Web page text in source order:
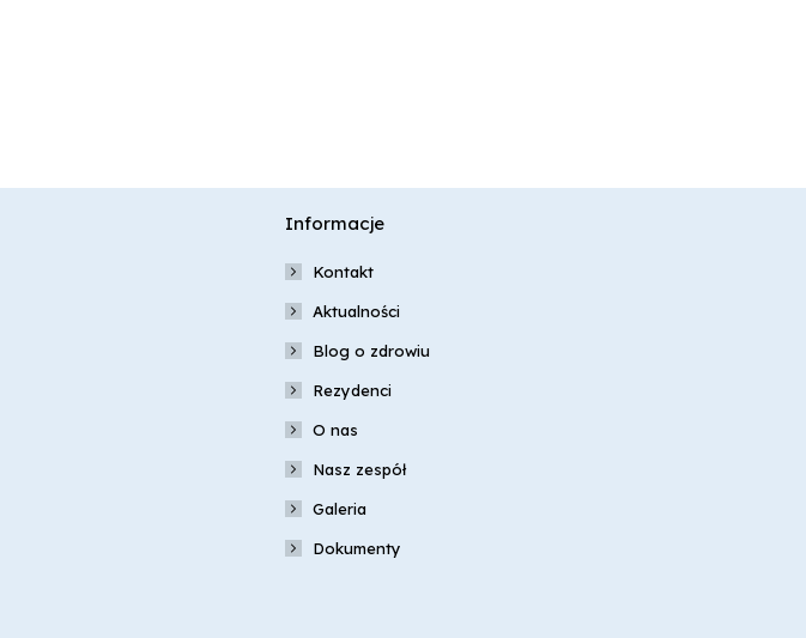
Informacje
Kontakt
Aktualności
Blog o zdrowiu
Rezydenci
O nas
Nasz zespół
Galeria
Dokumenty